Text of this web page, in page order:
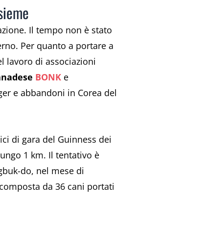
Il tempo non è stato
Per quanto a portare a
lavoro di associazioni
BONK e
e abbandoni in Corea del
di gara del Guinness dei
1 km. Il tentativo è
do, nel mese di
da 36 cani portati